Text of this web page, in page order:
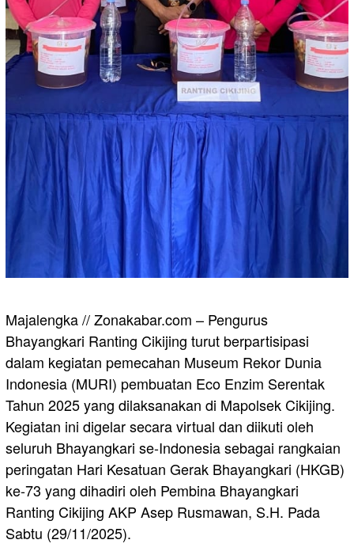
Majalengka // Zonakabar.com – Pengurus
Bhayangkari Ranting Cikijing turut berpartisipasi
dalam kegiatan pemecahan Museum Rekor Dunia
Indonesia (MURI) pembuatan Eco Enzim Serentak
Tahun 2025 yang dilaksanakan di Mapolsek Cikijing.
Kegiatan ini digelar secara virtual dan diikuti oleh
seluruh Bhayangkari se-Indonesia sebagai rangkaian
peringatan Hari Kesatuan Gerak Bhayangkari (HKGB)
ke-73 yang dihadiri oleh Pembina Bhayangkari
Ranting Cikijing AKP Asep Rusmawan, S.H. Pada
Sabtu (29/11/2025).